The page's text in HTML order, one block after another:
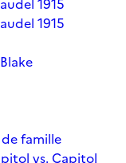
1915
famille
vs. Capitol